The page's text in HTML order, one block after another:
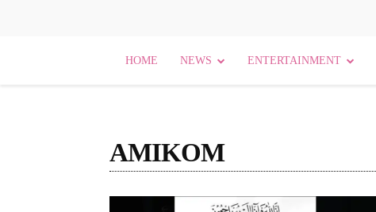
HOME NEWS ENTERTAINMENT
AMIKOM